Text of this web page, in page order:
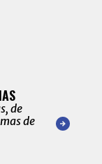
de
de
de las